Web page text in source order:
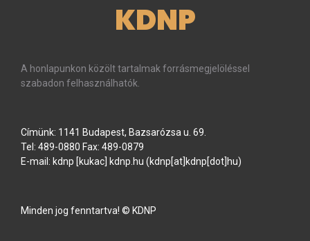
KDNP
A honlapunkon közölt tartalmak forrásmegjelöléssel
szabadon felhasználhatók.
Címünk: 1141 Budapest, Bazsarózsa u. 69.
Tel: 489-0880 Fax: 489-0879
E-mail: kdnp [kukac] kdnp.hu (kdnp[at]kdnp[dot]hu)
Minden jog fenntartva! © KDNP